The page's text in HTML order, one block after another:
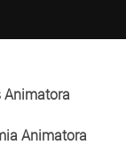
Animatora
Animatora